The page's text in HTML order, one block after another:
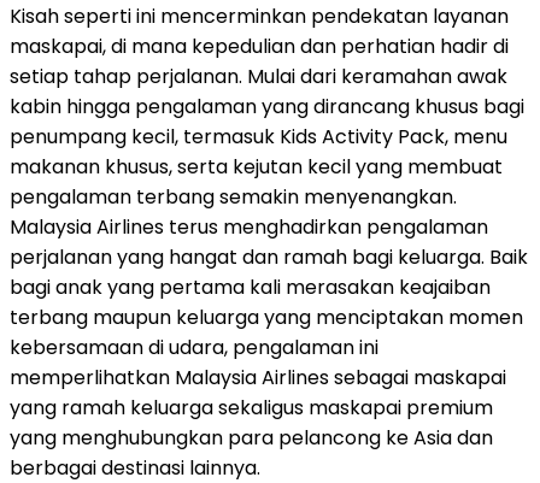
Kisah seperti ini mencerminkan pendekatan layanan
maskapai, di mana kepedulian dan perhatian hadir di
setiap tahap perjalanan. Mulai dari keramahan awak
kabin hingga pengalaman yang dirancang khusus bagi
penumpang kecil, termasuk Kids Activity Pack, menu
makanan khusus, serta kejutan kecil yang membuat
pengalaman terbang semakin menyenangkan.
Malaysia Airlines terus menghadirkan pengalaman
perjalanan yang hangat dan ramah bagi keluarga. Baik
bagi anak yang pertama kali merasakan keajaiban
terbang maupun keluarga yang menciptakan momen
kebersamaan di udara, pengalaman ini
memperlihatkan Malaysia Airlines sebagai maskapai
yang ramah keluarga sekaligus maskapai premium
yang menghubungkan para pelancong ke Asia dan
berbagai destinasi lainnya.